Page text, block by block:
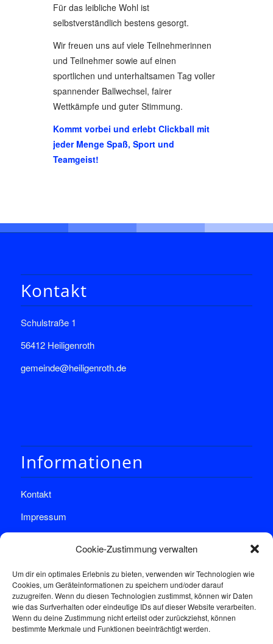
Cookie-Zustimmung verwalten
Um dir ein optimales Erlebnis zu bieten, verwenden wir Technologien wie
Cookies, um Geräteinformationen zu speichern und/oder darauf
zuzugreifen. Wenn du diesen Technologien zustimmst, können wir Daten
wie das Surfverhalten oder eindeutige IDs auf dieser Website verarbeiten.
Wenn du deine Zustimmung nicht erteilst oder zurückziehst, können
bestimmte Merkmale und Funktionen beeinträchtigt werden.
Für das leibliche Wohl ist
selbstverständlich bestens gesorgt.
Wir freuen uns auf viele Teilnehmerinnen
und Teilnehmer sowie auf einen
sportlichen und unterhaltsamen Tag voller
spannender Ballwechsel, fairer
Wettkämpfe und guter Stimmung.
Kommt vorbei und erlebt Clickball mit
jeder Menge Spaß, Sport und
Teamgeist!
Kontakt
Schulstraße 1
56412 Heiligenroth
gemeinde@heiligenroth.de
Informationen
Kontakt
Impressum
Sprechstunde